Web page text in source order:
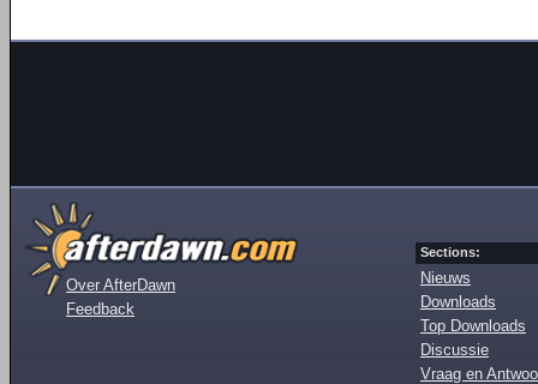
Over AfterDawn
Feedback
Sections:
Nieuws
Downloads
Top Downloads
Discussie
Vraag en